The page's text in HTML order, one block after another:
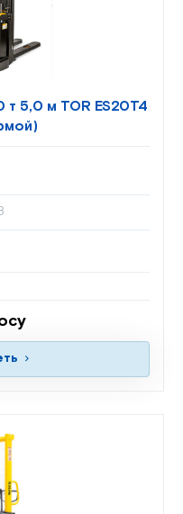
5,0 м TOR ES20T4